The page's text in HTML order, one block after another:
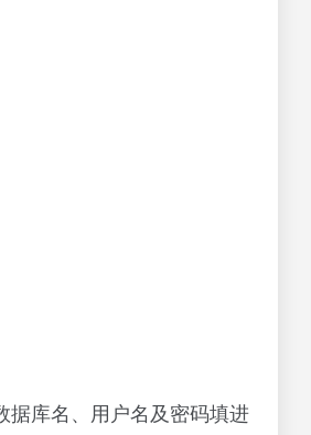
据库名、用户名及密码填进